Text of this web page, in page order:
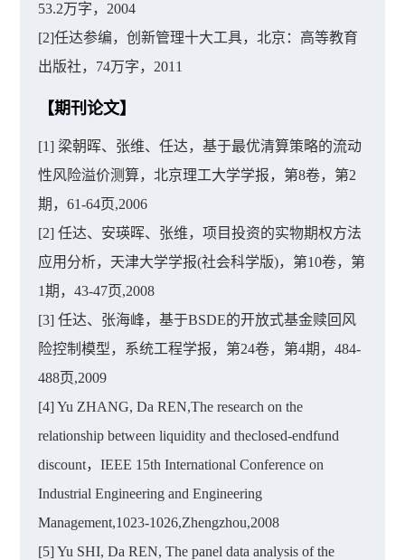
53.2万字，2004
[2]任达参编，创新管理十大工具，北京：高等教育
出版社，74万字，2011
【期刊论文】
[1] 梁朝晖、张维、任达，基于最优清算策略的流动
性风险溢价测算，北京理工大学学报，第8卷，第2
期，61-64页,2006
[2] 任达、安瑛晖、张维，项目投资的实物期权方法
应用分析，天津大学学报(社会科学版)，第10卷，第
1期，43-47页,2008
[3] 任达、张海峰，基于BSDE的开放式基金赎回风
险控制模型，系统工程学报，第24卷，第4期，484-
488页,2009
[4] Yu ZHANG, Da REN,The research on the
relationship between liquidity and theclosed-endfund
discount，IEEE 15th International Conference on
Industrial Engineering and Engineering
Management,1023-1026,Zhengzhou,2008
[5] Yu SHI, Da REN, The panel data analysis of the